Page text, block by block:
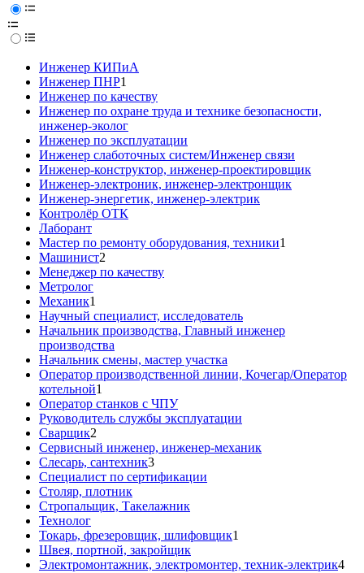
Инженер КИПиА
Инженер ПНР1
Инженер по качеству
Инженер по охране труда и технике безопасности,
инженер-эколог
Инженер по эксплуатации
Инженер слаботочных систем/Инженер связи
Инженер-конструктор, инженер-проектировщик
Инженер-электроник, инженер-электронщик
Инженер-энергетик, инженер-электрик
Контролёр ОТК
Лаборант
Мастер по ремонту оборудования, техники1
Машинист2
Менеджер по качеству
Метролог
Механик1
Научный специалист, исследователь
Начальник производства, Главный инженер
производства
Начальник смены, мастер участка
Оператор производственной линии, Кочегар/Оператор
котельной1
Оператор станков с ЧПУ
Руководитель службы эксплуатации
Сварщик2
Сервисный инженер, инженер-механик
Слесарь, сантехник3
Специалист по сертификации
Столяр, плотник
Стропальщик, Такелажник
Технолог
Токарь, фрезеровщик, шлифовщик1
Швея, портной, закройщик
Электромонтажник, электромонтер, техник-электрик4